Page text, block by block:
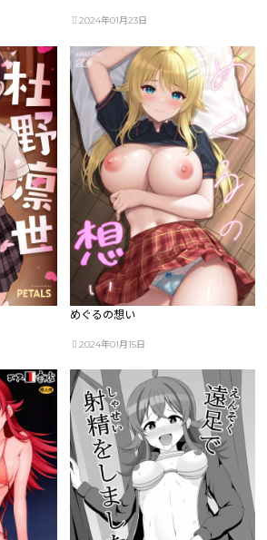
2024年01月23日
めぐるの想い
2024年01月15日